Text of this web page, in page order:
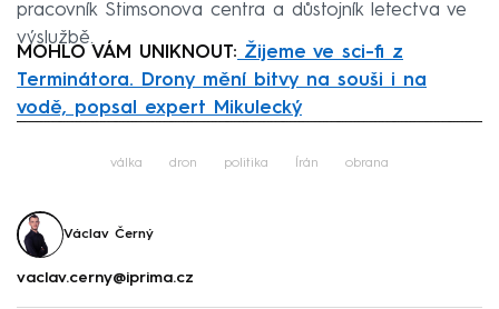
pracovník Stimsonova centra a důstojník letectva ve
výslužbě.
MOHLO VÁM UNIKNOUT: Žijeme ve sci-fi z
Terminátora. Drony mění bitvy na souši i na
vodě, popsal expert Mikulecký
válka dron politika Írán obrana
Václav Černý
vaclav.cerny@iprima.cz